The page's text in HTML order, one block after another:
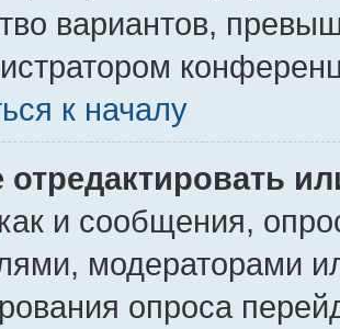
вариантов,
к началу
отредактировать
и сообщения,
модераторами
опроса